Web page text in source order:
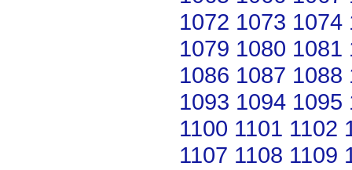
1072 1073 1074
1079 1080 1081
1086 1087 1088
1093 1094 1095
1100 1101 1102
1107 1108 1109